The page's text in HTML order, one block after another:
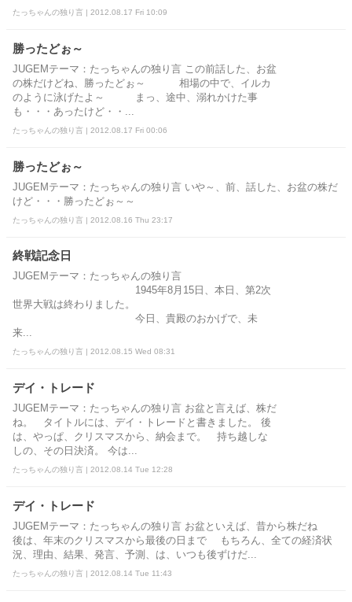
たっちゃんの独り言 | 2012.08.17 Fri 10:09
勝ったどぉ～
JUGEMテーマ：たっちゃんの独り言 この前話した、お盆
の株だけどね、勝ったどぉ～ 相場の中で、イルカ
のように泳げたよ～ まっ、途中、溺れかけた事
も・・・あったけど・・...
たっちゃんの独り言 | 2012.08.17 Fri 00:06
勝ったどぉ～
JUGEMテーマ：たっちゃんの独り言 いや～、前、話した、お盆の株だ
けど・・・勝ったどぉ～～
たっちゃんの独り言 | 2012.08.16 Thu 23:17
終戦記念日
JUGEMテーマ：たっちゃんの独り言
1945年8月15日、本日、第2次
世界大戦は終わりました。
今日、貴殿のおかげで、未
来...
たっちゃんの独り言 | 2012.08.15 Wed 08:31
デイ・トレード
JUGEMテーマ：たっちゃんの独り言 お盆と言えば、株だ
ね。 タイトルには、デイ・トレードと書きました。 後
は、やっぱ、クリスマスから、納会まで。 持ち越しな
しの、その日決済。 今は...
たっちゃんの独り言 | 2012.08.14 Tue 12:28
デイ・トレード
JUGEMテーマ：たっちゃんの独り言 お盆といえば、昔から株だね
後は、年末のクリスマスから最後の日まで もちろん、全ての経済状
況、理由、結果、発言、予測、は、いつも後ずけだ...
たっちゃんの独り言 | 2012.08.14 Tue 11:43